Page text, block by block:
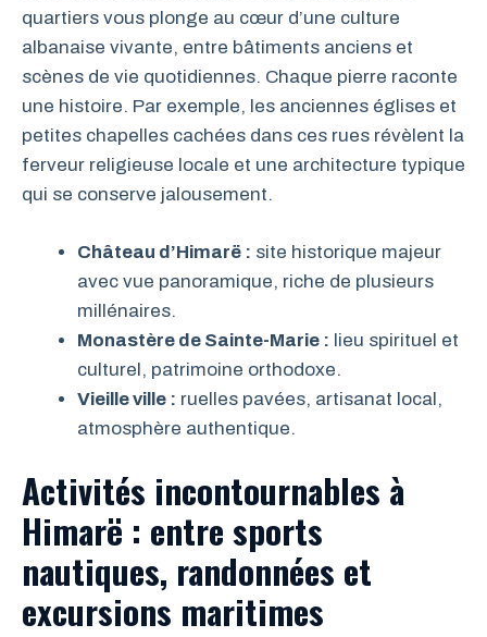
quartiers vous plonge au cœur d’une culture
albanaise vivante, entre bâtiments anciens et
scènes de vie quotidiennes. Chaque pierre raconte
une histoire. Par exemple, les anciennes églises et
petites chapelles cachées dans ces rues révèlent la
ferveur religieuse locale et une architecture typique
qui se conserve jalousement.
Château d’Himarë : site historique majeur
avec vue panoramique, riche de plusieurs
millénaires.
Monastère de Sainte-Marie : lieu spirituel et
culturel, patrimoine orthodoxe.
Vieille ville : ruelles pavées, artisanat local,
atmosphère authentique.
Activités incontournables à
Himarë : entre sports
nautiques, randonnées et
excursions maritimes